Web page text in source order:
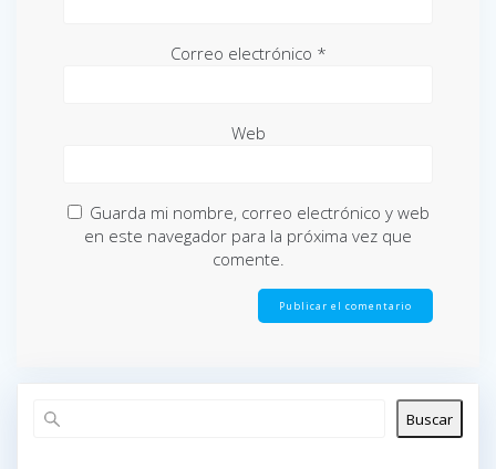
Correo electrónico *
Web
Guarda mi nombre, correo electrónico y web
en este navegador para la próxima vez que
comente.
Buscar